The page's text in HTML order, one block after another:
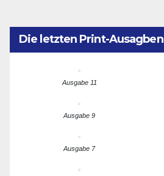
Die letzten Print-Ausagben
Ausgabe 11
Ausgabe 9
Ausgabe 7